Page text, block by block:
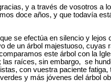
y a través de vosotros a
doce años, y que todavía
se efectúa en silencio y
de un árbol majestuoso,
este árbol con la
las raíces, sin embargo, se
con vuestra paciente
y más jóvenes del árbol